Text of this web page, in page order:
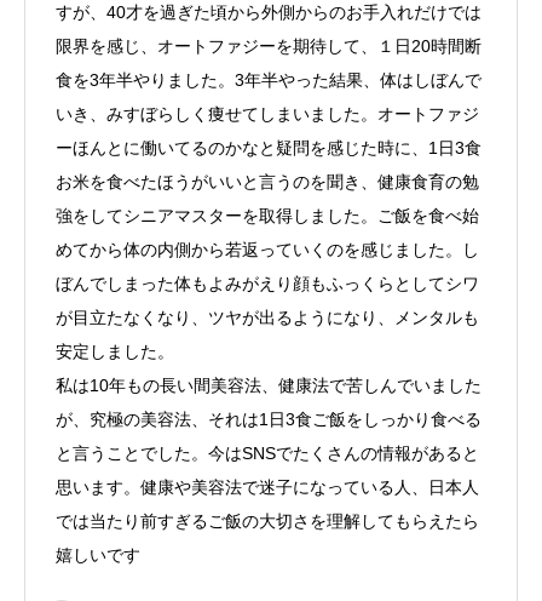
すが、40才を過ぎた頃から外側からのお手入れだけでは
限界を感じ、オートファジーを期待して、１日20時間断
食を3年半やりました。3年半やった結果、体はしぼんで
いき、みすぼらしく痩せてしまいました。オートファジ
ーほんとに働いてるのかなと疑問を感じた時に、1日3食
お米を食べたほうがいいと言うのを聞き、健康食育の勉
強をしてシニアマスターを取得しました。ご飯を食べ始
めてから体の内側から若返っていくのを感じました。し
ぼんでしまった体もよみがえり顔もふっくらとしてシワ
が目立たなくなり、ツヤが出るようになり、メンタルも
安定しました。
私は10年もの長い間美容法、健康法で苦しんでいました
が、究極の美容法、それは1日3食ご飯をしっかり食べる
と言うことでした。今はSNSでたくさんの情報があると
思います。健康や美容法で迷子になっている人、日本人
では当たり前すぎるご飯の大切さを理解してもらえたら
嬉しいです